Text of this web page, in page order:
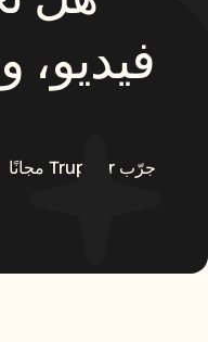
جرّب Trupeer مجانًا